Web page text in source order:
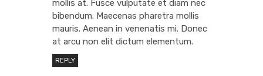
mollis at. Fusce vulputate et diam nec
bibendum. Maecenas pharetra mollis
mauris. Aenean in venenatis mi. Donec
at arcu non elit dictum elementum.
REPLY